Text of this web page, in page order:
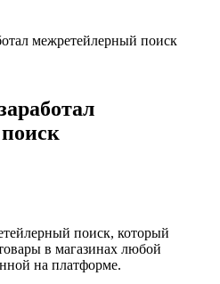
межретейлерный поиск
поиск, который
в магазинах любой
на платформе.